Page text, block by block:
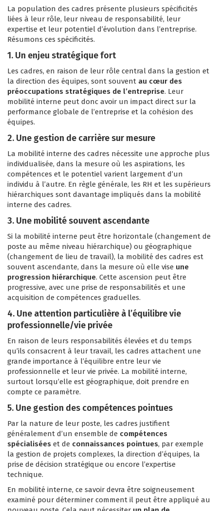
La population des cadres présente plusieurs spécificités
liées à leur rôle, leur niveau de responsabilité, leur
expertise et leur potentiel d’évolution dans l’entreprise.
Résumons ces spécificités.
1. Un enjeu stratégique fort
Les cadres, en raison de leur rôle central dans la gestion et
la direction des équipes, sont souvent au cœur des
préoccupations stratégiques de l’entreprise. Leur
mobilité interne peut donc avoir un impact direct sur la
performance globale de l’entreprise et la cohésion des
équipes.
2. Une gestion de carrière sur mesure
La mobilité interne des cadres nécessite une approche plus
individualisée, dans la mesure où les aspirations, les
compétences et le potentiel varient largement d’un
individu à l’autre. En règle générale, les RH et les supérieurs
hiérarchiques sont davantage impliqués dans la mobilité
interne des cadres.
3. Une mobilité souvent ascendante
Si la mobilité interne peut être horizontale (changement de
poste au même niveau hiérarchique) ou géographique
(changement de lieu de travail), la mobilité des cadres est
souvent ascendante, dans la mesure où elle vise une
progression hiérarchique. Cette ascension peut être
progressive, avec une prise de responsabilités et une
acquisition de compétences graduelles.
4. Une attention particulière à l’équilibre vie
professionnelle/vie privée
En raison de leurs responsabilités élevées et du temps
qu’ils consacrent à leur travail, les cadres attachent une
grande importance à l’équilibre entre leur vie
professionnelle et leur vie privée. La mobilité interne,
surtout lorsqu’elle est géographique, doit prendre en
compte ce paramètre.
5. Une gestion des compétences pointues
Par la nature de leur poste, les cadres justifient
généralement d’un ensemble de compétences
spécialisées et de connaissances pointues, par exemple
la gestion de projets complexes, la direction d’équipes, la
prise de décision stratégique ou encore l’expertise
technique.
En mobilité interne, ce savoir devra être soigneusement
examiné pour déterminer comment il peut être appliqué au